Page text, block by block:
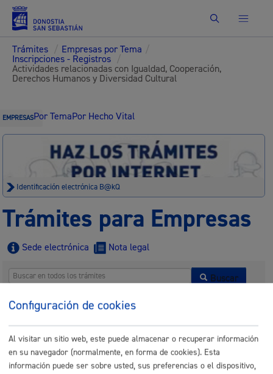
Buscar
Trámites / Empresas por Tema /
Inscripciones - Registros /
Actividades relacionadas con Igualdad, Cooperación,
Derechos Humanos y Diversidad Cultural
EMPRESASPor TemaPor Hecho Vital
Identificación electrónica B@kQ
Trámites para Empresas
Sede electrónica Nota legal
Buscar
Listado completo de Trámites
Actividades relacionadas con Igualdad,
Cooperación, Derechos Humanos y
Diversidad Cultural
Configuración de cookies
Al visitar un sitio web, este puede almacenar o recuperar información
en su navegador (normalmente, en forma de cookies). Esta
información puede ser sobre usted, sus preferencias o el dispositivo,